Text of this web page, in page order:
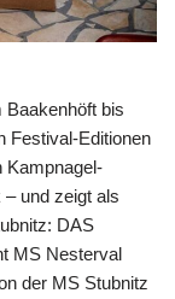
bis
Festival-Editionen
Kampnagel-
und zeigt als
DAS
MS Nesterval
der MS Stubnitz